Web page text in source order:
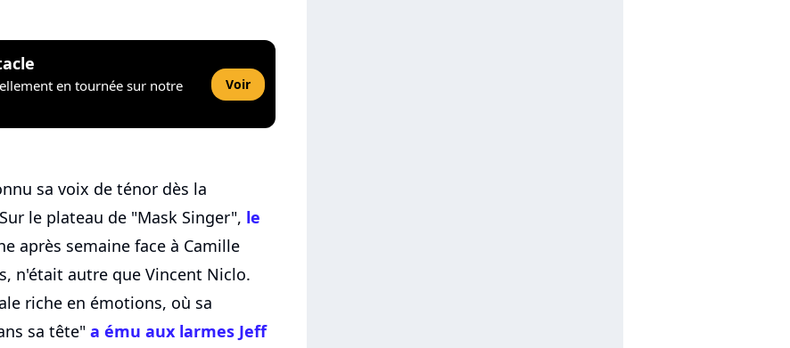
en tournée sur notre
Voir
sa voix de ténor dès la
le plateau de "Mask Singer", le
après semaine face à Camille
n'était autre que Vincent Niclo.
riche en émotions, où sa
sa tête" a ému aux larmes Jeff